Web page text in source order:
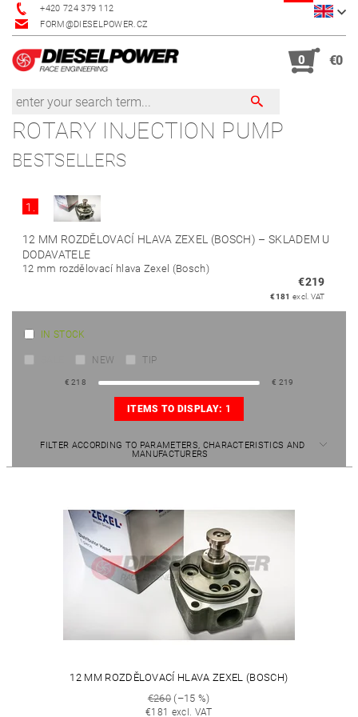
+420 724 379 112
FORM@DIESELPOWER.CZ
0 €0
ROTARY INJECTION PUMP
BESTSELLERS
1.
12 MM ROZDĚLOVACÍ HLAVA ZEXEL (BOSCH) – SKLADEM U
DODAVATELE
12 mm rozdělovací hlava Zexel (Bosch)
€219
€181 excl. VAT
IN STOCK
NEW TIP
€218 € 219
ITEMS TO DISPLAY: 1
FILTER ACCORDING TO PARAMETERS, CHARACTERISTICS AND
MANUFACTURERS
12 MM ROZDĚLOVACÍ HLAVA ZEXEL (BOSCH)
€260 (–15 %)
€181 excl. VAT